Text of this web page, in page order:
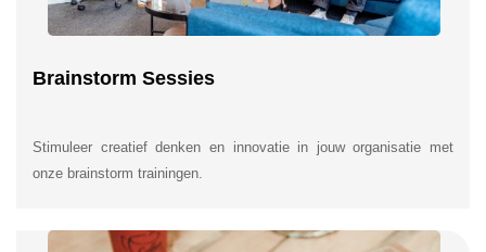
Brainstorm Sessies
Stimuleer creatief denken en innovatie in jouw organisatie met
onze brainstorm trainingen.